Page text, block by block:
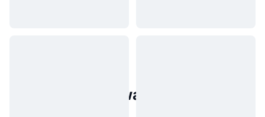
Popularne aktywa ze świata